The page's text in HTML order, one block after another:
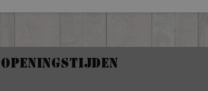
Openingstijden